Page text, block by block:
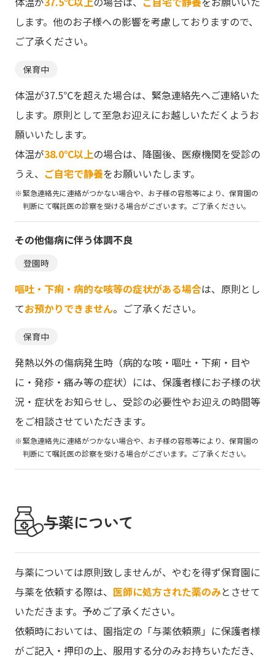
します。他のお子様への影響を考慮しておりますので、
ご了承ください。
保育中
体温が37.5℃を超えた場合は、緊急連絡先へご連絡いた
します。原則として至急お迎えにお越しいただくようお
願いいたします。
体温が38.0℃以上の場合は、降園後、医療機関を受診の
うえ、 ご自宅で静養をお願いいたします。
緊急連絡先に連絡がつかない場合や、お子様の容態等により、保育園の
判断にて嘱託医の診察を受ける場合がございます。ご了承ください。
その他傷病に伴う体調不良
登園時
嘔吐・下痢・病的な咳等の症状がある場合は、原則とし
てお預かりできません。ご了承ください。
保育中
発熱以外の傷病発生時（病的な咳・嘔吐・下痢・目や
に・発疹・痛み等の症状）には、保護者様にお子様の状
況・症状をお知らせし、受診の必要性やお迎えの時間等
をご相談させていただきます。
緊急連絡先に連絡がつかない場合や、お子様の容態等により、保育園の
判断にて嘱託医の診察を受ける場合がございます。ご了承ください。
与薬について
与薬については原則致しませんが、やむを得ず保育園に
与薬を依頼する際は、 医師に処方された薬のみとさせて
いただきます。予めご了承ください。
依頼時においては、園指定の「与薬依頼票」に保護者様
がご記入・押印の上、服用する分のみお持ちいただき、